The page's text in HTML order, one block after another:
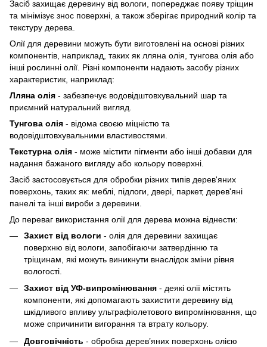
Засіб захищає деревину від вологи, попереджає появу тріщин
та мінімізує знос поверхні, а також зберігає природний колір та
текстуру дерева.
Олії для деревини можуть бути виготовлені на основі різних
компонентів, наприклад, таких як лляна олія, тунгова олія або
інші рослинні олії. Різні компоненти надають засобу різних
характеристик, наприклад:
Лляна олія - забезпечує водовідштовхувальний шар та
приємний натуральний вигляд.
Тунгова олія - відома своєю міцністю та
водовідштовхувальними властивостями.
Текстурна олія - може містити пігменти або інші добавки для
надання бажаного вигляду або кольору поверхні.
Засіб застосовується для обробки різних типів дерев'яних
поверхонь, таких як: меблі, підлоги, двері, паркет, дерев'яні
панелі та інші вироби з деревини.
До переваг використання олії для дерева можна віднести:
Захист від вологи - олія для деревини захищає
поверхню від вологи, запобігаючи затвердінню та
тріщинам, які можуть виникнути внаслідок зміни рівня
вологості.
Захист від УФ-випромінювання - деякі олії містять
компоненти, які допомагають захистити деревину від
шкідливого впливу ультрафіолетового випромінювання, що
може спричинити вигорання та втрату кольору.
Довговічність - обробка дерев’яних поверхонь олією